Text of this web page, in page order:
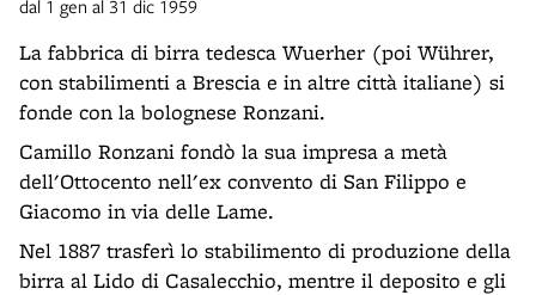
dal 1 gen al 31 dic 1959
La fabbrica di birra tedesca Wuerher (poi Wührer,
con stabilimenti a Brescia e in altre città italiane) si
fonde con la bolognese Ronzani.
Camillo Ronzani fondò la sua impresa a metà
dell'Ottocento nell'ex convento di San Filippo e
Giacomo in via delle Lame.
Nel 1887 trasferì lo stabilimento di produzione della
birra al Lido di Casalecchio, mentre il deposito e gli